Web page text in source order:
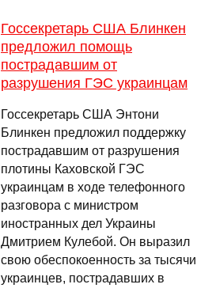
Госсекретарь США Блинкен
предложил помощь
пострадавшим от
разрушения ГЭС украинцам
Госсекретарь США Энтони
Блинкен предложил поддержку
пострадавшим от разрушения
плотины Каховской ГЭС
украинцам в ходе телефонного
разговора с министром
иностранных дел Украины
Дмитрием Кулебой. Он выразил
свою обеспокоенность за тысячи
украинцев, пострадавших в